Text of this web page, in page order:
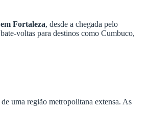
Fortaleza, desde a chegada pelo
voltas para destinos como Cumbuco,
uma região metropolitana extensa. As